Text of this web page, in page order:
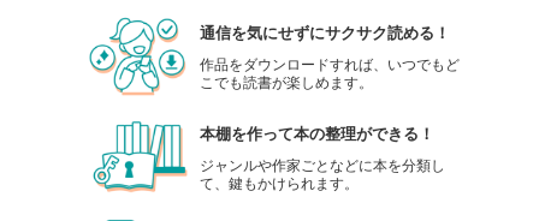
通信を気にせずにサクサク読める！
作品をダウンロードすれば、いつでもど
こでも読書が楽しめます。
本棚を作って本の整理ができる！
ジャンルや作家ごとなどに本を分類し
て、鍵もかけられます。